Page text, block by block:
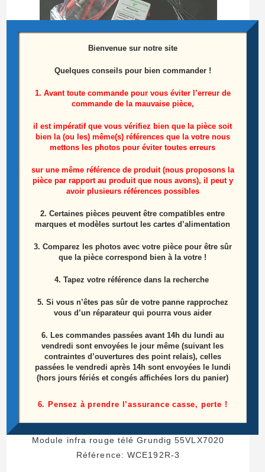
Testeur de barres LEDS
25,00€
Ajouter au panier
Produits similaires
Module infra rouge télé Grundig 55VLX7020
Référence: WCE192R-3
Bienvenue sur notre site
Quelques conseils pour bien commander !
1. Avant toute commande pour vous éviter l’erreur de
commande de la mauvaise pièce,
il est impératif que vous vérifiez bien que la pièce soit
bien la (ou les) même(s) références que la votre nous
mettons les photos pour éviter toutes erreurs
sur une même référence de produit (nous proposons la
pièce par rapport au produit que nous avons), il peut y
avoir plusieurs références possibles
2. Certaines pièces peuvent être compatibles entre
marques et modèles surtout les cartes d’alimentation
3. Comparez les photos avec votre pièce pour être sûr
que la pièce correspond bien à la votre !
4. Tapez votre référence dans la recherche
5. Si vous n’êtes pas sûr de votre panne rapprochez
vous d’un réparateur qui pourra vous aider
6. Les commandes passées avant 14h du lundi au
vendredi sont envoyées le jour même (suivant les
contraintes d’ouvertures des point relais), celles
passées le vendredi après 14h sont envoyées le lundi
(hors jours fériés et congés affichées lors du panier)
6. Pensez à prendre l’assurance casse, perte !